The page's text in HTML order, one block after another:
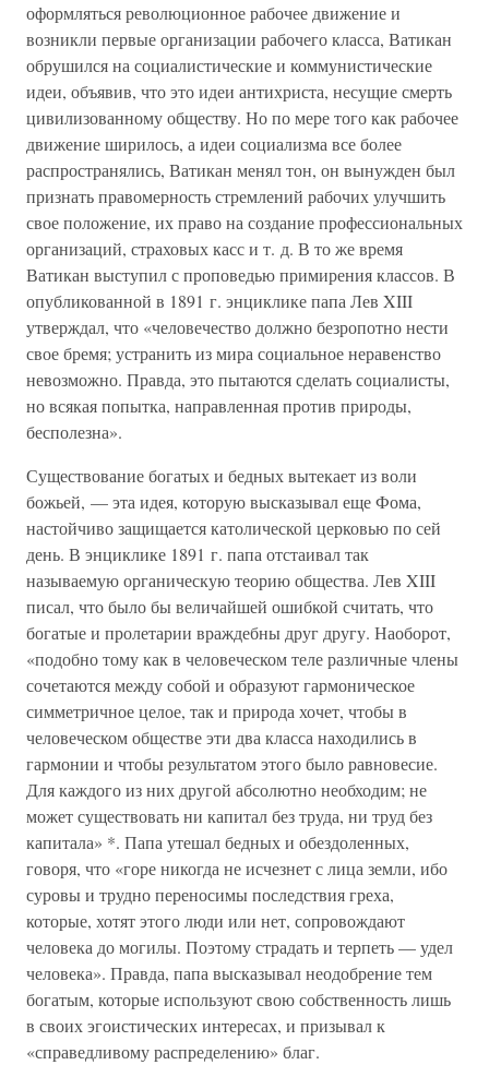
оформляться революционное рабочее движение и
возникли первые организации рабочего класса, Ватикан
обрушился на социалистические и коммунистические
идеи, объявив, что это идеи антихриста, несущие смерть
цивилизованному обществу. Но по мере того как рабочее
движение ширилось, а идеи социализма все более
распространялись, Ватикан менял тон, он вынужден был
признать правомерность стремлений рабочих улучшить
свое положение, их право на создание профессиональных
организаций, страховых касс и т. д. В то же время
Ватикан выступил с проповедью примирения классов. В
опубликованной в 1891 г. энциклике папа Лев XIII
утверждал, что «человечество должно безропотно нести
свое бремя; устранить из мира социальное неравенство
невозможно. Правда, это пытаются сделать социалисты,
но всякая попытка, направленная против природы,
бесполезна».
Существование богатых и бедных вытекает из воли
божьей, — эта идея, которую высказывал еще Фома,
настойчиво защищается католической церковью по сей
день. В энциклике 1891 г. папа отстаивал так
называемую органическую теорию общества. Лев XIII
писал, что было бы величайшей ошибкой считать, что
богатые и пролетарии враждебны друг другу. Наоборот,
«подобно тому как в человеческом теле различные члены
сочетаются между собой и образуют гармоническое
симметричное целое, так и природа хочет, чтобы в
человеческом обществе эти два класса находились в
гармонии и чтобы результатом этого было равновесие.
Для каждого из них другой абсолютно необходим; не
может существовать ни капитал без труда, ни труд без
капитала» *. Папа утешал бедных и обездоленных,
говоря, что «горе никогда не исчезнет с лица земли, ибо
суровы и трудно переносимы последствия греха,
которые, хотят этого люди или нет, сопровождают
человека до могилы. Поэтому страдать и терпеть — удел
человека». Правда, папа высказывал неодобрение тем
богатым, которые используют свою собственность лишь
в своих эгоистических интересах, и призывал к
«справедливому распределению» благ.